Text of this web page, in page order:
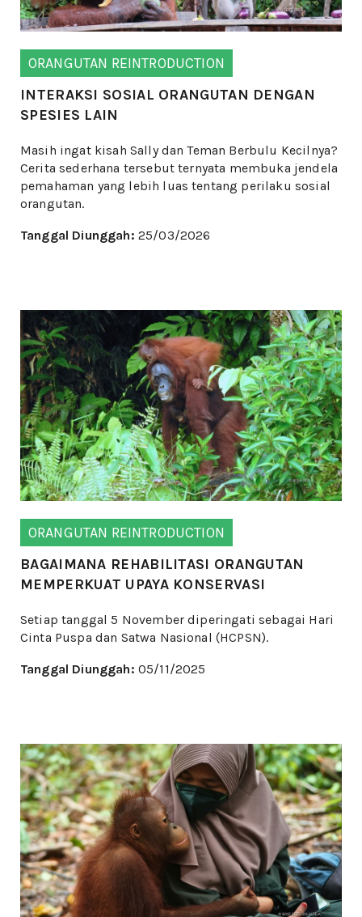
ORANGUTAN REINTRODUCTION
INTERAKSI SOSIAL ORANGUTAN DENGAN
SPESIES LAIN
Masih ingat kisah Sally dan Teman Berbulu Kecilnya?
Cerita sederhana tersebut ternyata membuka jendela
pemahaman yang lebih luas tentang perilaku sosial
orangutan.
Tanggal Diunggah: 25/03/2026
ORANGUTAN REINTRODUCTION
BAGAIMANA REHABILITASI ORANGUTAN
MEMPERKUAT UPAYA KONSERVASI
Setiap tanggal 5 November diperingati sebagai Hari
Cinta Puspa dan Satwa Nasional (HCPSN).
Tanggal Diunggah: 05/11/2025